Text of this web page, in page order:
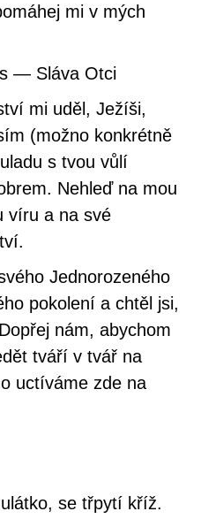
mi v mých
— Sláva Otci
mi uděl, Ježíši,
(možno konkrétně
s tvou vůlí
Nehleď na mou
víru a na své
Jednorozeného
pokolení a chtěl jsi,
nám, abychom
tváří v tvář na
uctíváme zde na
se třpytí kříž.